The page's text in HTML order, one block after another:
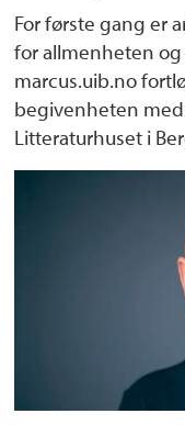
For første gang er
for allmenheten
marcus.uib.no
begivenheten
Litteraturhuset i